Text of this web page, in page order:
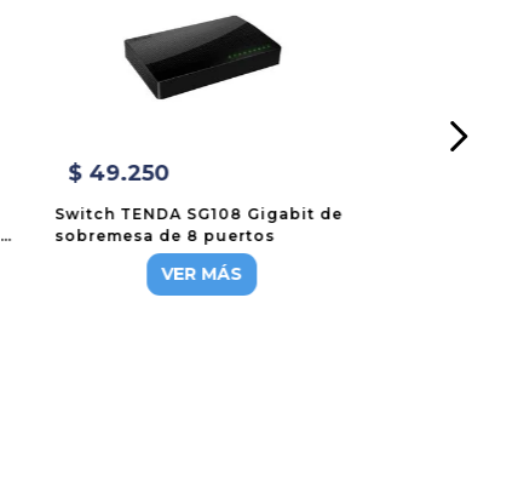
$ 49.250
Switch TENDA SG108 Gigabit de
sobremesa de 8 puertos
VER MÁS